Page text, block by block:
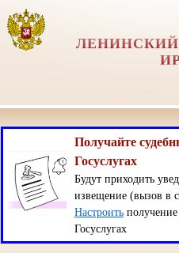
Получайте
Госуслугах
Будут приходить
извещение (вызов в
Настроитьполучение
Госуслугах